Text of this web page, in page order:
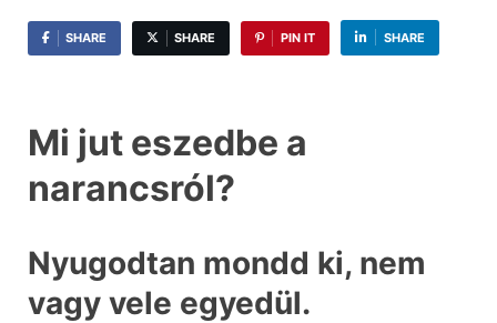
SHARE SHARE PIN IT SHARE
Mi jut eszedbe a
narancsról?
Nyugodtan mondd ki, nem
vagy vele egyedül.